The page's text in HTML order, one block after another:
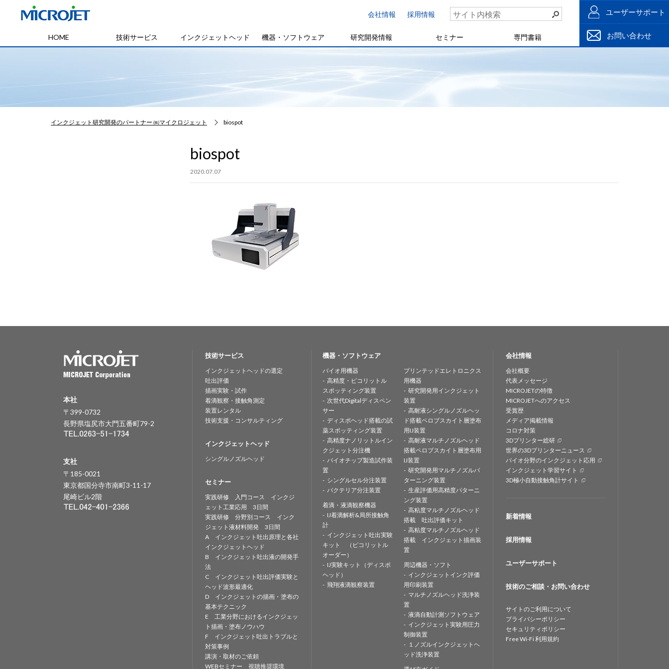
会社情報 採用情報
HOME 技術サービス インクジェットヘッド 機器・ソフトウェア 研究開発情報 セミナー 専門書籍
ユーザーサポート
お問い合わせ
インクジェット研究開発のパートナー ㈱マイクロジェット biospot
biospot
2020.07.07
本社
〒399-0732
長野県塩尻市大門五番町79-2
支社
〒185-0021
東京都国分寺市南町3-11-17
尾崎ビル2階
技術サービス
インクジェットヘッドの選定
吐出評価
描画実験・試作
着滴観察・接触角測定
装置レンタル
技術支援・コンサルティング
インクジェットヘッド
シングルノズルヘッド
セミナー
実践研修 入門コース インクジ
ェット工業応用 3日間
実践研修 分野別コース インク
ジェット液材料開発 3日間
A インクジェット吐出原理と各社
インクジェットヘッド
B インクジェット吐出液の開発手
法
C インクジェット吐出評価実験と
ヘッド波形最適化
D インクジェットの描画・塗布の
基本テクニック
E 工業分野におけるインクジェッ
ト描画・塗布ノウハウ
F インクジェット吐出トラブルと
対策事例
講演・取材のご依頼
WEBセミナー 視聴推奨環境
機器・ソフトウェア
バイオ用機器
高精度・ピコリットル
スポッティング装置
次世代Digitalディスペン
サー
ディスポヘッド搭載の試
薬スポッティング装置
高精度ナノリットルイン
クジェット分注機
バイオチップ製造試作装
置
シングルセル分注装置
バクテリア分注装置
着滴・液滴観察機器
IJ着滴解析&局所接触角
計
インクジェット吐出実験
キット （ピコリットル
オーダー）
IJ実験キット（ディスポ
ヘッド）
飛翔液滴観察装置
プリンテッドエレトロニクス
用機器
研究開発用インクジェット
装置
高耐液シングルノズルヘッ
ド搭載ペロブスカイト層塗布
用IJ装置
高耐液マルチノズルヘッド
搭載ペロブスカイト層塗布用
IJ装置
研究開発用マルチノズルパ
ターニング装置
生産評価用高精度パターニ
ング装置
高粘度マルチノズルヘッド
搭載 吐出評価キット
高粘度マルチノズルヘッド
搭載 インクジェット描画装
置
周辺機器・ソフト
インクジェットインク評価
用印刷装置
マルチノズルヘッド洗浄装
置
液滴自動計測ソフトウェア
インクジェット実験用圧力
制御装置
１ノズルインクジェットヘ
ッド洗浄装置
会社情報
会社概要
代表メッセージ
MICROJETの特徴
MICROJETへのアクセス
受賞歴
メディア掲載情報
コロナ対策
3Dプリンター総研
世界の3Dプリンターニュース
バイオ分野のインクジェット応用
インクジェット学習サイト
3D極小自動接触角計サイト
新着情報
採用情報
ユーザーサポート
技術のご相談・お問い合わせ
サイトのご利用について
プライバシーポリシー
セキュリティポリシー
Free Wi-Fi 利用規約